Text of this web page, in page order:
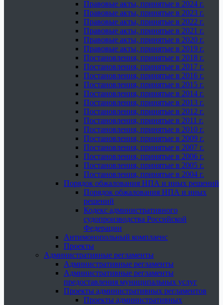
Правовые акты, принятые в 2024 г.
Правовые акты, принятые в 2023 г.
Правовые акты, принятые в 2022 г.
Правовые акты, принятые в 2021 г.
Правовые акты, принятые в 2020 г.
Правовые акты, принятые в 2019 г.
Постановления, принятые в 2018 г.
Постановления, принятые в 2017 г.
Постановления, принятые в 2016 г.
Постановления, принятые в 2015 г.
Постановления, принятые в 2014 г.
Постановления, принятые в 2013 г.
Постановления, принятые в 2012 г.
Постановления, принятые в 2011 г.
Постановления, принятые в 2010 г.
Постановления, принятые в 2009 г.
Постановления, принятые в 2007 г.
Постановления, принятые в 2006 г.
Постановления, принятые в 2005 г.
Постановления, принятые в 2004 г.
Порядок обжалования НПА и иных решений
Порядок обжалования НПА и иных
решений
Кодекс административного
судопроизводства Российской
Федерации
Антимонопольный комплаенс
Проекты
Административные регламенты
Административные регламенты
Административные регламенты
предоставления муниципальных услуг
Проекты административных регламентов
Проекты административных